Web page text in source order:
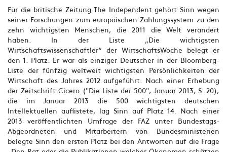
Für die britische Zeitung The Independent gehört Sinn wegen
seiner Forschungen zum europäischen Zahlungssystem zu den
zehn wichtigsten Menschen, die 2011 die Welt verändert
haben. In der Liste „Die wichtigsten
Wirtschaftswissenschaftler“ der WirtschaftsWoche belegt er
den 1. Platz. Er war als einziger Deutscher in der Bloomberg-
Liste der fünfzig weltweit wichtigsten Persönlichkeiten der
Wirtschaft des Jahres 2012 aufgeführt. Nach einer Erhebung
der Zeitschrift Cicero ("Die Liste der 500", Januar 2013, S. 20),
die im Januar 2013 die 500 wichtigsten deutschen
Intellektuellen auflistete, lag Sinn auf Platz 14. Nach einer
2013 veröffentlichten Umfrage der FAZ unter Bundestags-
Abgeordneten und Mitarbeitern von Bundesministerien
belegte Sinn den ersten Platz bei den Antworten auf die Frage